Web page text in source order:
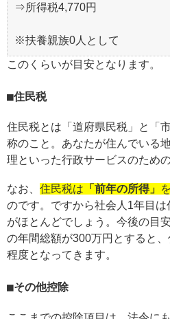
⇒所得税4,770円
※扶養親族0人として
このくらいが目安となります。
住民税
住民税とは「道府県民税」と「
称のこと。あなたが住んでいる
理といった行政サービスのための
なお、 住民税は 「前年の所得」
のです。ですから社会人1年目
がほとんどでしょう。今後の目
の年間総額が300万円とすると
程度となってきます。
その他控除